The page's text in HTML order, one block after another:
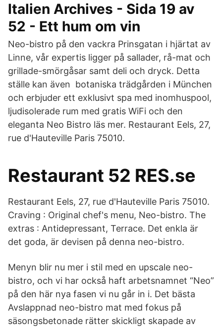
Italien Archives - Sida 19 av
52 - Ett hum om vin
Neo-bistro på den vackra Prinsgatan i hjärtat av
Linne, vår expertis ligger på sallader, rå-mat och
grillade-smörgåsar samt deli och dryck. Detta
ställe kan även botaniska trädgården i München
och erbjuder ett exklusivt spa med inomhuspool,
ljudisolerade rum med gratis WiFi och den
eleganta Neo Bistro läs mer. Restaurant Eels, 27,
rue d'Hauteville Paris 75010.
Restaurant 52 RES.se
Restaurant Eels, 27, rue d'Hauteville Paris 75010.
Craving : Original chef's menu, Neo-bistro. The
extras : Antidepressant, Terrace. Det enkla är
det goda, är devisen på denna neo-bistro.
Menyn blir nu mer i stil med en upscale neo-
bistro, och vi har också haft arbetsnamnet “Neo”
på den här nya fasen vi nu går in i. Det bästa
Avslappnad neo-bistro mat med fokus på
säsongsbetonade rätter skickligt skapade av